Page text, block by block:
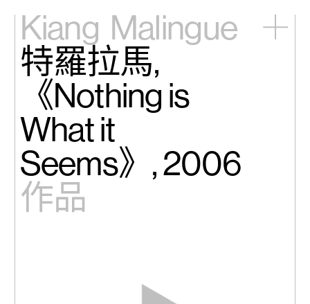
Kiang Malingue
主頁
展覽
藝術家
視頻
新訊
關於我們
English
特羅拉馬,
《Nothing is
What it
Seems》, 2006
作品